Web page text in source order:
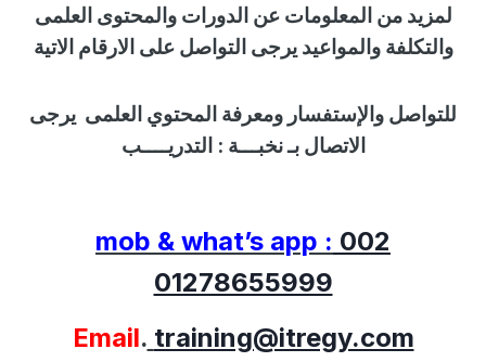
لمزيد من المعلومات عن الدورات والمحتوى العلمى
والتكلفة والمواعيد يرجى التواصل على الارقام الاتية
للتواصل والإستفسار ومعرفة المحتوي العلمى يرجى
الاتصال بـ نخبـــة : التدريــــب
mob & what’s app : 002
01278655999
Email. training@itregy.com